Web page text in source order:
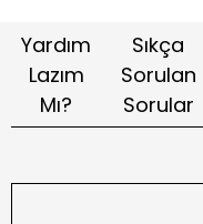
Yardım
Lazım
Mı?
Sıkça
Sorulan
Sorular